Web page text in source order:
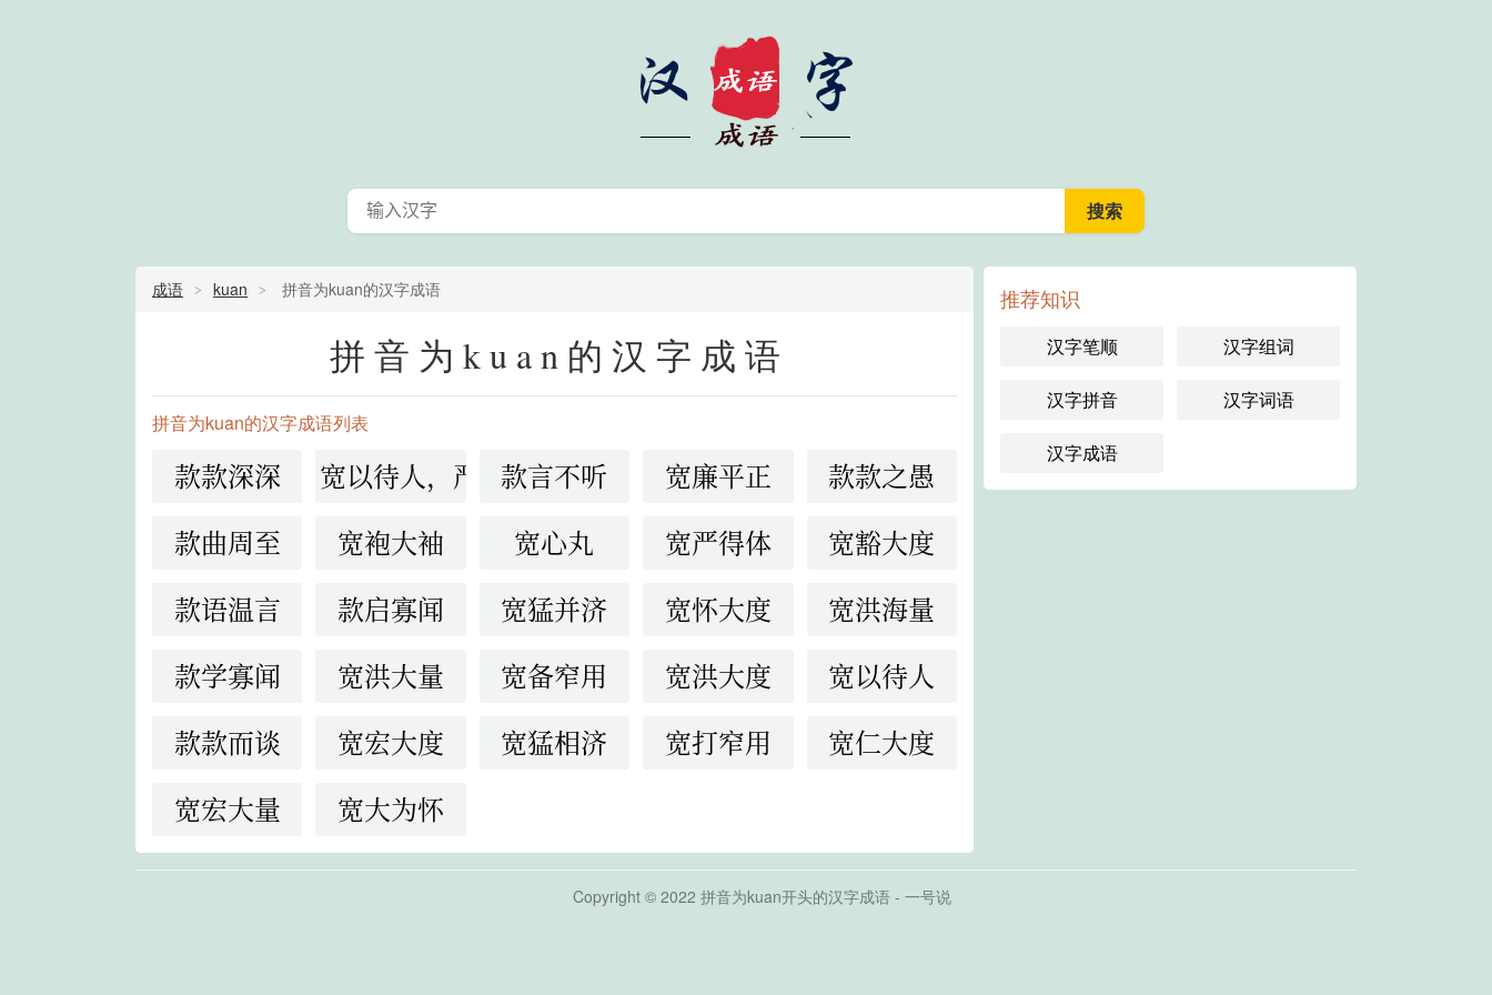
成语 kuan 拼音为kuan的汉字成语
拼音为kuan的汉字成语
拼音为kuan的汉字成语列表
款款深深 宽以待人，严以律己
款言不听 宽廉平正
款款之愚
款曲周至
宽袍大袖 宽心丸 宽严得体
宽豁大度
款语温言
款启寡闻 宽猛并济 宽怀大度
宽洪海量
款学寡闻
宽洪大量 宽备窄用 宽洪大度
宽以待人
款款而谈
宽宏大度 宽猛相济 宽打窄用
宽仁大度
宽宏大量
宽大为怀
推荐知识
汉字笔顺 汉字组词
汉字拼音 汉字词语
汉字成语
Copyright © 2022 拼音为kuan开头的汉字成语 - 一号说